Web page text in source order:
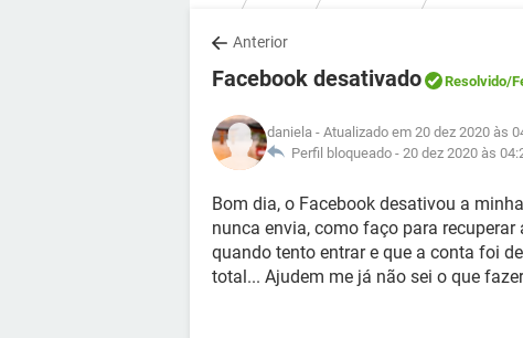
Anterior
Facebook desativado Resolvido/
daniela - Atualizado em 20 dez 2020 às
Perfil bloqueado - 20 dez 2020 às
Bom dia, o Facebook desativou a
nunca envia, como faço para
quando tento entrar e que a conta foi
total... Ajudem me já não sei o que